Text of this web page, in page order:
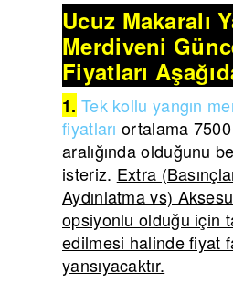
Ucuz Makaralı
Merdiveni
Fiyatları
1. Tek kollu yangın
fiyatları ortalama
aralığında olduğunu
isteriz. Extra
Aydınlatma vs)
opsiyonlu olduğu için
edilmesi halinde fiyat
yansıyacaktır.